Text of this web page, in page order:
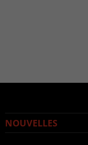
NOUVELLES